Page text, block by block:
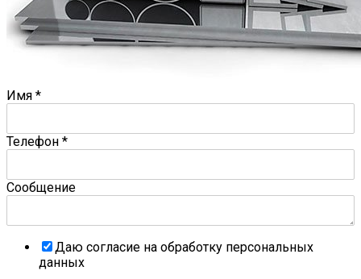
Имя *
Телефон *
Сообщение
Даю согласие на обработку персональных
данных